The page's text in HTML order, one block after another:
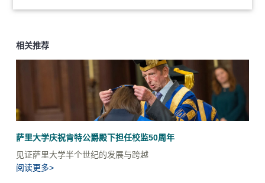
相关推荐
萨里大学庆祝肯特公爵殿下担任校监50周年
见证萨里大学半个世纪的发展与跨越
阅读更多>